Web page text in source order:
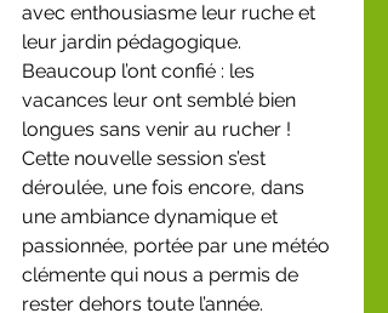
avec enthousiasme leur ruche et
leur jardin pédagogique.
Beaucoup l’ont confié : les
vacances leur ont semblé bien
longues sans venir au rucher !
Cette nouvelle session s’est
déroulée, une fois encore, dans
une ambiance dynamique et
passionnée, portée par une météo
clémente qui nous a permis de
rester dehors toute l’année.